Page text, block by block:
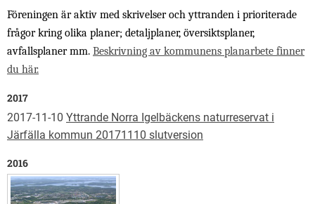
Föreningen är aktiv med skrivelser och yttranden i prioriterade
frågor kring olika planer; detaljplaner, översiktsplaner,
avfallsplaner mm. Beskrivning av kommunens planarbete finner
du här.
2017
2017-11-10 Yttrande Norra Igelbäckens naturreservat i
Järfälla kommun 20171110 slutversion
2016